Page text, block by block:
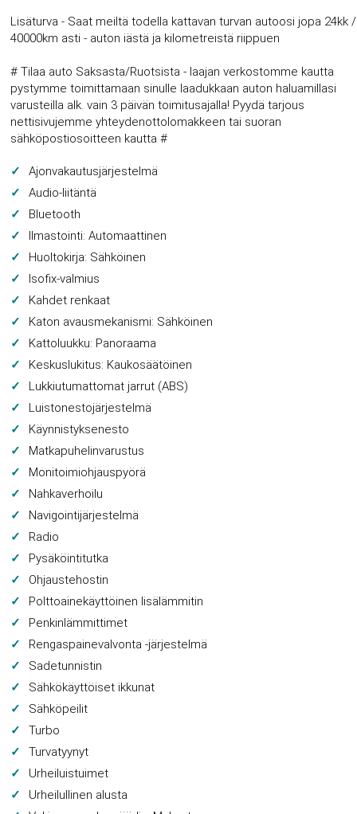
Lisäturva - Saat meiltä todella kattavan turvan autoosi jopa 24kk /
40000km asti - auton iästä ja kilometreistä riippuen
# Tilaa auto Saksasta/Ruotsista - laajan verkostomme kautta
pystymme toimittamaan sinulle laadukkaan auton haluamillasi
varusteilla alk. vain 3 päivän toimitusajalla! Pyydä tarjous
nettisivujemme yhteydenottolomakkeen tai suoran
sähköpostiosoitteen kautta #
Ajonvakautusjärjestelmä
Audio-liitäntä
Bluetooth
Ilmastointi: Automaattinen
Huoltokirja: Sähköinen
Isofix-valmius
Kahdet renkaat
Katon avausmekanismi: Sähköinen
Kattoluukku: Panoraama
Keskuslukitus: Kaukosäätöinen
Lukkiutumattomat jarrut (ABS)
Luistonestojärjestelmä
Käynnistyksenesto
Matkapuhelinvarustus
Monitoimiohjauspyörä
Nahkaverhoilu
Navigointijärjestelmä
Radio
Pysäköintitutka
Ohjaustehostin
Polttoainekäyttöinen lisälämmitin
Penkinlämmittimet
Rengaspainevalvonta -järjestelmä
Sadetunnistin
Sähkökäyttöiset ikkunat
Sähköpeilit
Turbo
Turvatyynyt
Urheiluistuimet
Urheilullinen alusta